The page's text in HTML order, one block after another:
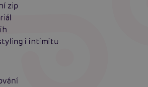
zip
i intimitu